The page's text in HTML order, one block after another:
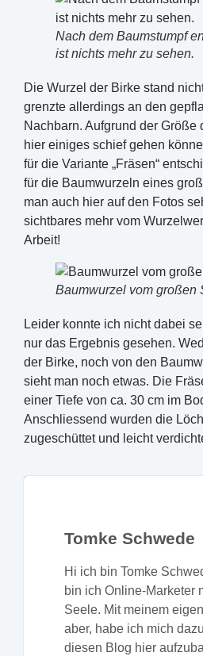
Nach dem Baumstumpf
ist nichts mehr zu sehen.
Die Wurzel der Birke stand
grenzte allerdings an den
Nachbarn. Aufgrund der Größe
hier einiges schief gehen
für die Variante „Fräsen“
für die Baumwurzeln eines
man auch hier auf den Fotos
sichtbares mehr vom
Arbeit!
Baumwurzel vom großen
Leider konnte ich nicht dabei
nur das Ergebnis gesehen.
der Birke, noch von den
sieht man noch etwas. Die
einer Tiefe von ca. 30 cm im
Anschliessend wurden die
zugeschüttet und leicht
Tomke Schwede
Hi ich bin Tomke
bin ich Online-Marketer
Seele. Mit meinem
aber, habe ich mich
diesen Blog hier